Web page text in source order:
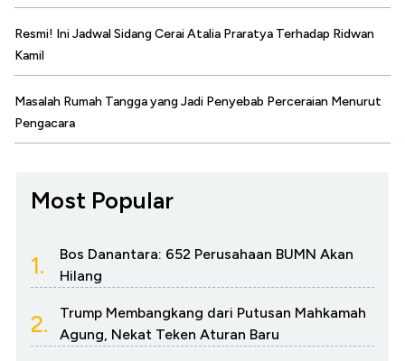
Resmi! Ini Jadwal Sidang Cerai Atalia Praratya Terhadap Ridwan
Kamil
Masalah Rumah Tangga yang Jadi Penyebab Perceraian Menurut
Pengacara
Most Popular
1.
Bos Danantara: 652 Perusahaan BUMN Akan
Hilang
2.
Trump Membangkang dari Putusan Mahkamah
Agung, Nekat Teken Aturan Baru